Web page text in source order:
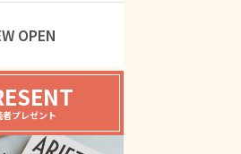
OPEN
者プレゼント